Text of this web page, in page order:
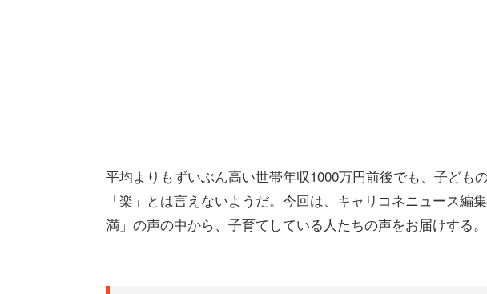
平均よりもずいぶん高い世帯年収1000万円前後でも、子ども
「楽」とは言えないようだ。今回は、キャリコネニュース編
満」の声の中から、子育てしている人たちの声をお届けする。